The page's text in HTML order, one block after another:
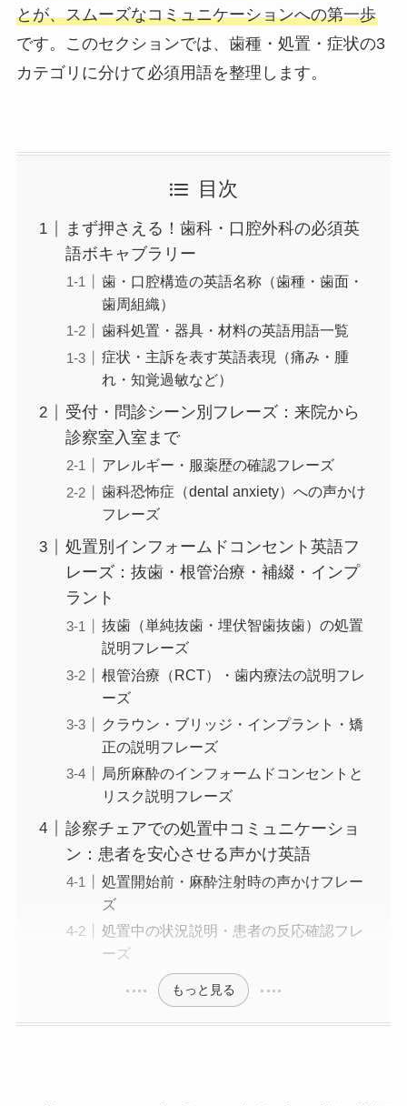
とが、スムーズなコミュニケーションへの第一歩
です。このセクションでは、歯種・処置・症状の3
カテゴリに分けて必須用語を整理します。
目次
まず押さえる！歯科・口腔外科の必須英
語ボキャブラリー
歯・口腔構造の英語名称（歯種・歯面・
歯周組織）
歯科処置・器具・材料の英語用語一覧
症状・主訴を表す英語表現（痛み・腫
れ・知覚過敏など）
受付・問診シーン別フレーズ：来院から
診察室入室まで
アレルギー・服薬歴の確認フレーズ
歯科恐怖症（dental anxiety）への声かけ
フレーズ
処置別インフォームドコンセント英語フ
レーズ：抜歯・根管治療・補綴・インプ
ラント
抜歯（単純抜歯・埋伏智歯抜歯）の処置
説明フレーズ
根管治療（RCT）・歯内療法の説明フレ
ーズ
クラウン・ブリッジ・インプラント・矯
正の説明フレーズ
局所麻酔のインフォームドコンセントと
リスク説明フレーズ
診察チェアでの処置中コミュニケーショ
ン：患者を安心させる声かけ英語
処置開始前・麻酔注射時の声かけフレー
ズ
処置中の状況説明・患者の反応確認フレ
ーズ
もっと見る